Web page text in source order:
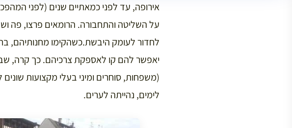
אירופה, עד לפני כמאתיים שנים (לפני
על השליטה והתחבורה. הרומאים פרצו, פה
לחדור לעומק היבשת.כשהקימו מחנותיהם,
יאפשר להם קו לאספקת צרכיהם. כך קרה,
(משפחות, סוחרים ומיני בעלי מקצועות
לימים, נהייתה לערים.